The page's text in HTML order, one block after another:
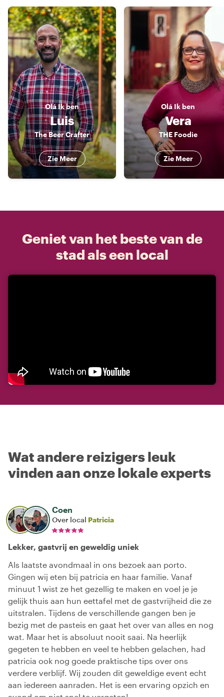
OláIk ben
Luis
The Beer Crafter
Zie Meer
Olá Ik ben
Vera
THE Foodie
Zie Meer
Geniet van het beste van de
stad als een local
Wat andere reizigers leuk
vinden aan onze lokale experts
Coen
Over local Patricia
Lekker, gastvrij en geweldig uniek
Als laatste avondmaal in ons bezoek aan porto.
Gingen wij eten bij patricia en haar familie. Vanaf
minuut 1 wist ze het gezellig te maken en voel je je
gelijk thuis aan hun eettafel met de gastvrijheid die ze
uitstralen. Tijdens de verschillende gangen ben je
bezig met de pasteis en gaat het over van alles en nog
wat. Maar het is absoluut nooit saai. Na heerlijk
gegeten te hebben en veel te hebben gelachen, had
patricia ook nog goede praktische tips over ons
verdere verblijf. Wij zouden dit geweldige event echt
aan iedereen aanraden. Het is een ervaring opzich en